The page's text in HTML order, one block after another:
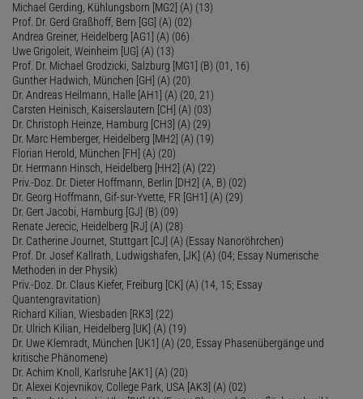
Michael Gerding, Kühlungsborn [MG2] (A) (13)
Prof. Dr. Gerd Graßhoff, Bern [GG] (A) (02)
Andrea Greiner, Heidelberg [AG1] (A) (06)
Uwe Grigoleit, Weinheim [UG] (A) (13)
Prof. Dr. Michael Grodzicki, Salzburg [MG1] (B) (01, 16)
Gunther Hadwich, München [GH] (A) (20)
Dr. Andreas Heilmann, Halle [AH1] (A) (20, 21)
Carsten Heinisch, Kaiserslautern [CH] (A) (03)
Dr. Christoph Heinze, Hamburg [CH3] (A) (29)
Dr. Marc Hemberger, Heidelberg [MH2] (A) (19)
Florian Herold, München [FH] (A) (20)
Dr. Hermann Hinsch, Heidelberg [HH2] (A) (22)
Priv.-Doz. Dr. Dieter Hoffmann, Berlin [DH2] (A, B) (02)
Dr. Georg Hoffmann, Gif-sur-Yvette, FR [GH1] (A) (29)
Dr. Gert Jacobi, Hamburg [GJ] (B) (09)
Renate Jerecic, Heidelberg [RJ] (A) (28)
Dr. Catherine Journet, Stuttgart [CJ] (A) (Essay Nanoröhrchen)
Prof. Dr. Josef Kallrath, Ludwigshafen, [JK] (A) (04; Essay Numerische
Methoden in der Physik)
Priv.-Doz. Dr. Claus Kiefer, Freiburg [CK] (A) (14, 15; Essay
Quantengravitation)
Richard Kilian, Wiesbaden [RK3] (22)
Dr. Ulrich Kilian, Heidelberg [UK] (A) (19)
Dr. Uwe Klemradt, München [UK1] (A) (20, Essay Phasenübergänge und
kritische Phänomene)
Dr. Achim Knoll, Karlsruhe [AK1] (A) (20)
Dr. Alexei Kojevnikov, College Park, USA [AK3] (A) (02)